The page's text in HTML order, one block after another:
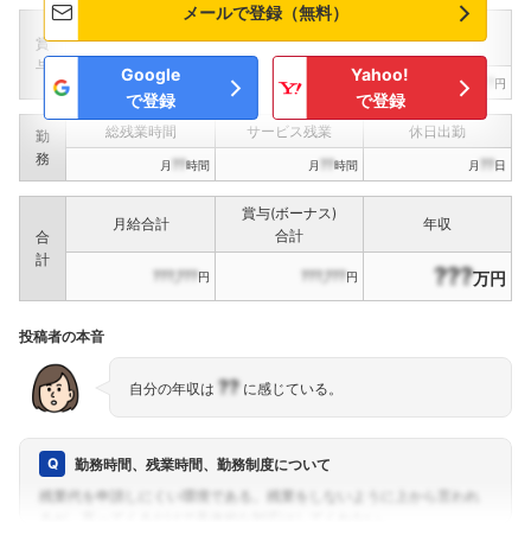
賞
与
インセンティブ賞与
決算賞与
???,??? ???,??? 円 ???,??? 円
勤
務
総残業時間 サービス残業 休日出勤
月 ??時間 月 ??時間 月 ??日
合
計
月給合計
賞与(ボーナス)
合計
年収
???,???円 ???,???円 ???万円
メールで登録（無料）
Google
で登録
Yahoo!
で登録
投稿者の本音
自分の年収は ??に感じている。
勤務時間、残業時間、勤務制度について